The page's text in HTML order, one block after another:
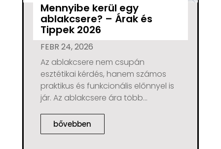
Mennyibe kerül egy
ablakcsere? – Árak és
Tippek 2026
FEBR 24, 2026
Az ablakcsere nem csupán
esztétikai kérdés, hanem számos
praktikus és funkcionális előnnyel is
jár. Az ablakcsere ára több...
bővebben